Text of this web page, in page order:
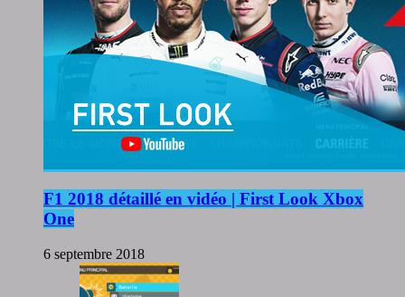
F1 2018 détaillé en vidéo | First Look Xbox
One
6 septembre 2018